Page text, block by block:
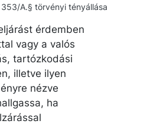
A.§ törvényi tényállása
érdemben
vagy a valós
tartózkodási
illetve ilyen
nézve
ha